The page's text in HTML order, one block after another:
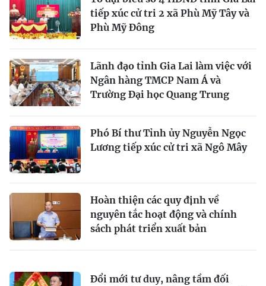
tiếp xúc cử tri 2 xã Phù Mỹ Tây và
Phù Mỹ Đông
Lãnh đạo tỉnh Gia Lai làm việc với
Ngân hàng TMCP Nam Á và
Trường Đại học Quang Trung
Phó Bí thư Tỉnh ủy Nguyễn Ngọc
Lương tiếp xúc cử tri xã Ngô Mây
Hoàn thiện các quy định về
nguyên tắc hoạt động và chính
sách phát triển xuất bản
Đổi mới tư duy, nâng tầm đối